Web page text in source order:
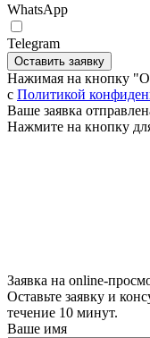
WhatsApp
Telegram
Оставить заявку
Нажимая на кнопку
c Политикой
Ваше заявка
Нажмите на кнопку
Заявка на online-
Оставьте заявку и
течение 10 минут.
Ваше имя